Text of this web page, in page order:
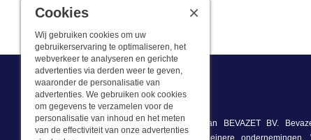
Wat we doen
Deze webshop is onderdeel van BEVAZET BV.
bedrijfskleding aan grote en kleinere
Cookies
Wij gebruiken cookies om uw
gebruikerservaring te optimaliseren, het
webverkeer te analyseren en gerichte
advertenties via derden weer te geven,
waaronder de personalisatie van
advertenties. We gebruiken ook cookies
om gegevens te verzamelen voor de
personalisatie van inhoud en het meten
van de effectiviteit van onze advertenties
×